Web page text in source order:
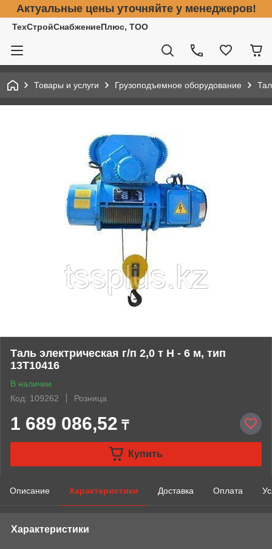
Актуальные цены уточняйте у менеджеров!
ТехСтройСнабжениеПлюс, ТОО
Товары и услуги Грузоподъемное оборудование
Таль электрическая г/п 2,0 т Н - 6 м, тип
13Т10416
В наличии
Код: 109262
Розница
1 689 086,52 ₸
Купить
Описание Характеристики Доставка Оплата
Характеристики